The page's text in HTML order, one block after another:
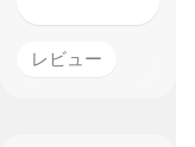
レビュー